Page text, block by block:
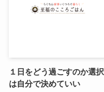
１日をどう過ごすのか選択
は自分で決めていい